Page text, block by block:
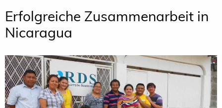
Erfolgreiche Zusammenarbeit in
Nicaragua